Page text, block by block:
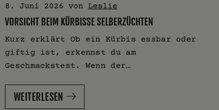
8. Juni 2026 von Leslie
VORSICHT BEIM KÜRBISSE SELBERZÜCHTEN
Kurz erklärt Ob ein Kürbis essbar oder
giftig ist, erkennst du am
Geschmackstest. Wenn der…
WEITERLESEN